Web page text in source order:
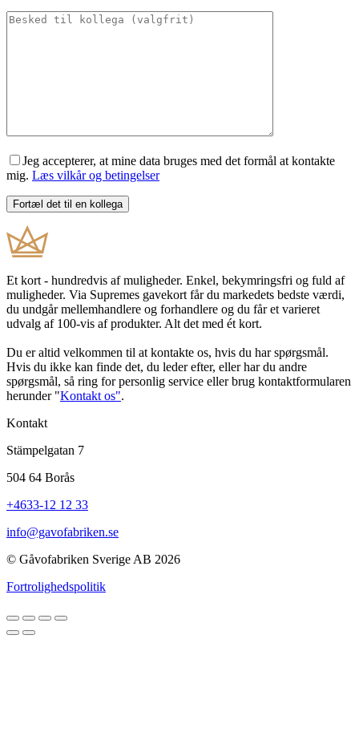
Jeg accepterer, at mine data bruges med det formål at kontakte
mig. Læs vilkår og betingelser
Et kort - hundredvis af muligheder. Enkel, bekymringsfri og fuld af
muligheder. Via Supremes gavekort får du markedets bedste værdi,
du undgår mellemhandlere og forhandlere og du får et varieret
udvalg af 100-vis af produkter. Alt det med ét kort.
Du er altid velkommen til at kontakte os, hvis du har spørgsmål.
Hvis du ikke kan finde det, du leder efter, eller har du andre
spørgsmål, så ring for personlig service eller brug kontaktformularen
herunder "Kontakt os".
Kontakt
Stämpelgatan 7
504 64 Borås
+4633-12 12 33
info@gavofabriken.se
© Gåvofabriken Sverige AB 2026
Fortrolighedspolitik